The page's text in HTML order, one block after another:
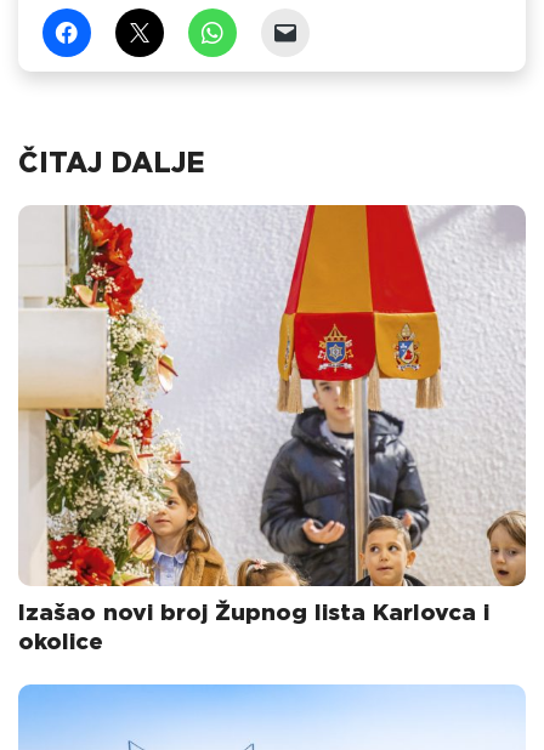
ČITAJ DALJE
Izašao novi broj Župnog lista Karlovca i
okolice